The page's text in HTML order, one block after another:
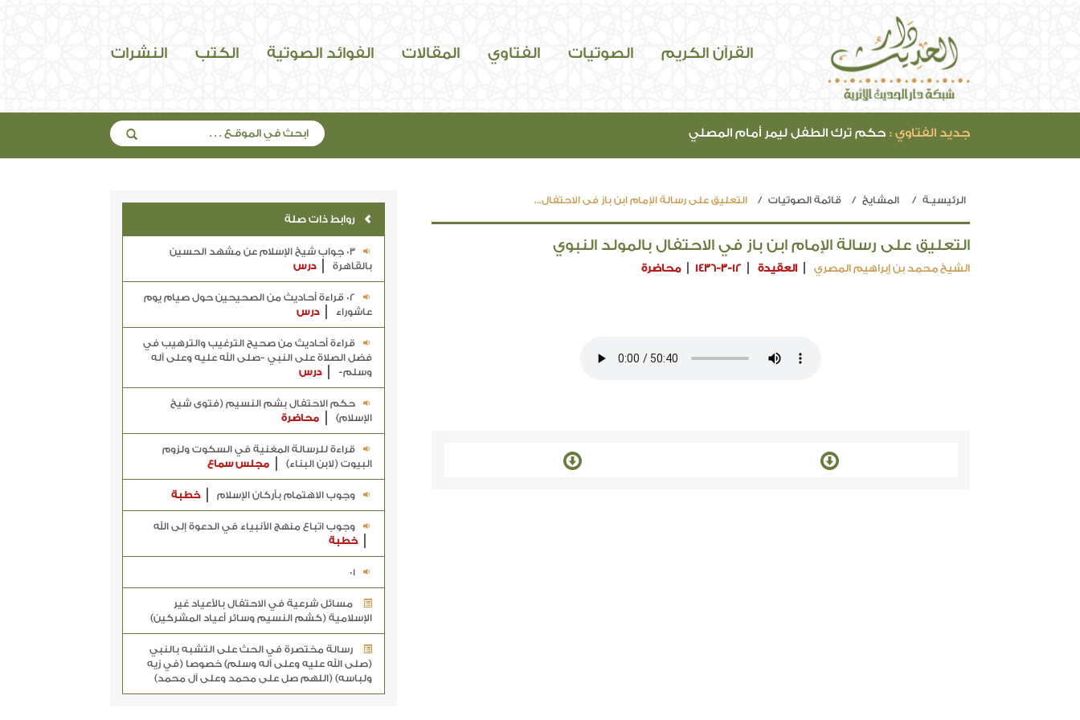
القرآن الكريم الصوتيات الفتاوي المقالات الفوائد الصوتية الكتب النشرات
جديد الفتاوي : حكم ترك الطفل ليمر أمام المصلي
الرئيسيـة المشايخ قائمة الصوتيات التعليق على رسالة الإمام ابن باز في الاحتفال...
التعليق على رسالة الإمام ابن باز في الاحتفال بالمولد النبوي
الشيخ محمد بن إبراهيم المصري العقيدة 1436-3-12 محاضرة
روابط ذات صلة
03 جواب شيخ الإسلام عن مشهد الحسين
بالقاهرة
درس
02 قراءة أحاديث من الصحيحين حول صيام يوم
عاشوراء
درس
قراءة أحاديث من صحيح الترغيب والترهيب في
فضل الصلاة على النبي -صلى الله عليه وعلى آله
وسلم-
درس
حكم الاحتفال بشم النسيم (فتوى شيخ
الإسلام)
محاضرة
قراءة للرسالة المغنية في السكوت ولزوم
البيوت (لابن البناء)
مجلس سماع
وجوب الاهتمام بأركان الإسلام خطبة
وجوب اتباع منهج الأنبياء في الدعوة إلى الله
خطبة
01
مسائل شرعية في الاحتفال بالأعياد غير
الإسلامية (كشم النسيم وسائر أعياد المشركين)
رسالة مختصرة في الحث على التشبه بالنبي
(صلى الله عليه وعلى آله وسلم) خصوصا (في زيه
ولباسه) (اللهم صل على محمد وعلى آل محمد)